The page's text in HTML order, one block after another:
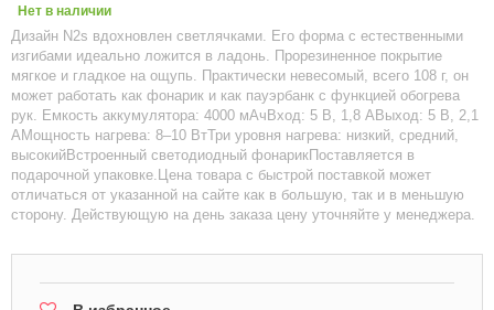
Нет в наличии
Дизайн N2s вдохновлен светлячками. Его форма с естественными
изгибами идеально ложится в ладонь. Прорезиненное покрытие
мягкое и гладкое на ощупь. Практически невесомый, всего 108 г, он
может работать как фонарик и как пауэрбанк с функцией обогрева
рук. Емкость аккумулятора: 4000 мАчВход: 5 В, 1,8 АВыход: 5 В, 2,1
АМощность нагрева: 8–10 ВтТри уровня нагрева: низкий, средний,
высокийВстроенный светодиодный фонарикПоставляется в
подарочной упаковке.Цена товара с быстрой поставкой может
отличаться от указанной на сайте как в большую, так и в меньшую
сторону. Действующую на день заказа цену уточняйте у менеджера.